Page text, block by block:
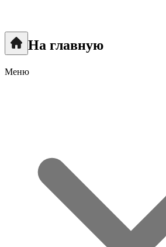
На главную
Меню